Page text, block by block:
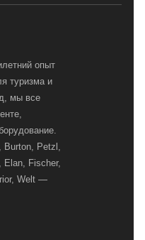
опыт
туризма и
мы все
Burton, Petzl,
Elan, Fischer,
Welt —